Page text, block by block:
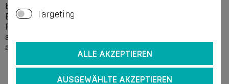
bei einer Temperatur von + 40 °C ohne Verwendung von
Bleichmitteln. Verwenden Sie keine chemischen Mittel zur
Reinigung. Es wird empfohlen, das Wasser vorsichtig
auszudrücken, ohne es auszuwringen, und das Produkt
ausgebreitet zu trocknen. Nicht bügeln.
Targeting
ALLE AKZEPTIEREN
AUSGEWÄHLTE AKZEPTIEREN